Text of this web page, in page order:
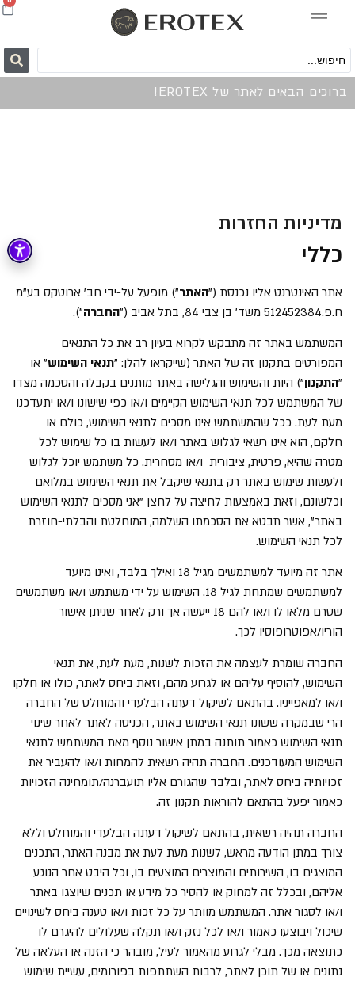
ברוכים הבאים לאתר של EROTEX!
מדיניות החזרות
כללי
אתר האינטרנט אליו נכנסת ("האתר") מופעל על-ידי חב' ארוטקס בע"מ
ח.פ.512452384 משד' בן צבי 84, בתל אביב ("
החברה").
המשתמש באתר זה מתבקש לקרוא בעיון רב את כל התנאים
המפורטים בתקנון זה של האתר (שייקראו להלן: "תנאי השימוש" או
"התקנון") היות והשימוש והגלישה באתר מותנים בקבלה והסכמה מצדו
של המשתמש לכל תנאי השימוש הקיימים ו/או כפי שישונו ו/או יתעדכנו
מעת לעת. ככל שהמשתמש אינו מסכים לתנאי השימוש, כולם או
חלקם, הוא אינו רשאי לגלוש באתר ו/או לעשות בו כל שימוש לכל
מטרה שהיא, פרטית, ציבורית ו/או מסחרית. כל משתמש יוכל לגלוש
ולעשות שימוש באתר רק בתנאי שיקבל את תנאי השימוש במלואם
וכלשונם, וזאת באמצעות לחיצה על לחצן "אני מסכים לתנאי השימוש
באתר", אשר תבטא את הסכמתו השלמה, המוחלטת והבלתי-חוזרת
לכל תנאי השימוש.
אתר זה מיועד למשתמשים מגיל 18 ואילך בלבד, ואינו מיועד
למשתמשים שמתחת לגיל 18. השימוש על ידי משתמש ו/או משתמשים
שטרם מלאו לו ו/או להם 18 ייעשה אך ורק לאחר שניתן אישור
הוריו/אפוטרופוסיו לכך.
החברה שומרת לעצמה את הזכות לשנות, מעת לעת, את תנאי
השימוש, להוסיף עליהם או לגרוע מהם, וזאת ביחס לאתר, כולו או חלקו
ו/או למאפייניו. בהתאם לשיקול דעתה הבלעדי והמוחלט של החברה
הרי שבמקרה ששונו תנאי השימוש באתר, הכניסה לאתר לאחר שינוי
תנאי השימוש כאמור תותנה במתן אישור נוסף מאת המשתמש לתנאי
השימוש המעודכנים. החברה תהיה רשאית להמחות ו/או להעביר את
זכויותיה ביחס לאתר, ובלבד שהגורם אליו תועברנה/תומחינה הזכויות
כאמור יפעל בהתאם להוראות תקנון זה.
החברה תהיה רשאית, בהתאם לשיקול דעתה הבלעדי והמוחלט וללא
צורך במתן הודעה מראש, לשנות מעת לעת את מבנה האתר, התכנים
המוצגים בו, השירותים והמוצרים המוצעים בו, וכל היבט אחר הנוגע
אליהם, ובכלל זה למחוק או להסיר כל מידע או תכנים שיוצגו באתר
ו/או לסגור אתר. המשתמש מוותר על כל זכות ו/או טענה ביחס לשינויים
שיכול ויבוצעו כאמור ו/או לכל נזק ו/או תקלה שעלולים להיגרם לו
כתוצאה מכך. מבלי לגרוע מהאמור לעיל, מובהר כי הזנה או העלאה של
נתונים או של תוכן לאתר, לרבות השתתפות בפורומים, עשיית שימוש